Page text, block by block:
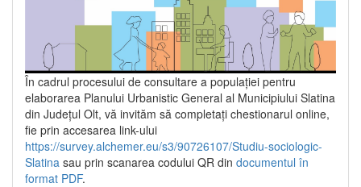
În cadrul procesului de consultare a populaţiei pentru
elaborarea Planului Urbanistic General al Municipiului Slatina
din Județul Olt, vă invităm să completați chestionarul online,
fie prin accesarea link-ului
https://survey.alchemer.eu/s3/90726107/Studiu-sociologic-
Slatina sau prin scanarea codului QR din documentul în
format PDF.